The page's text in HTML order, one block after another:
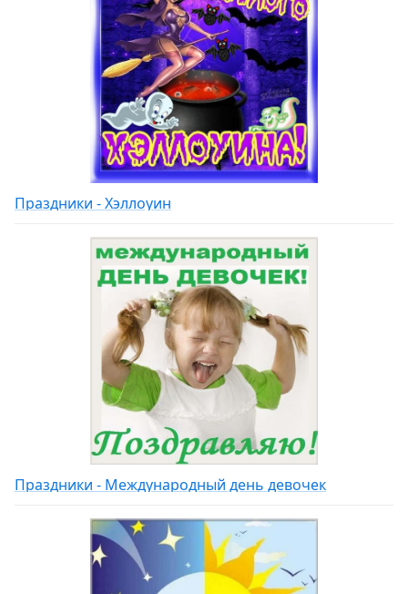
Праздники - Хэллоуин
Праздники - Международный день девочек